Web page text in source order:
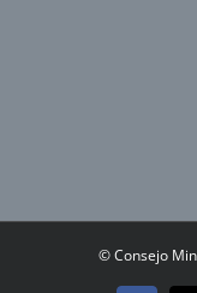
©Consejo